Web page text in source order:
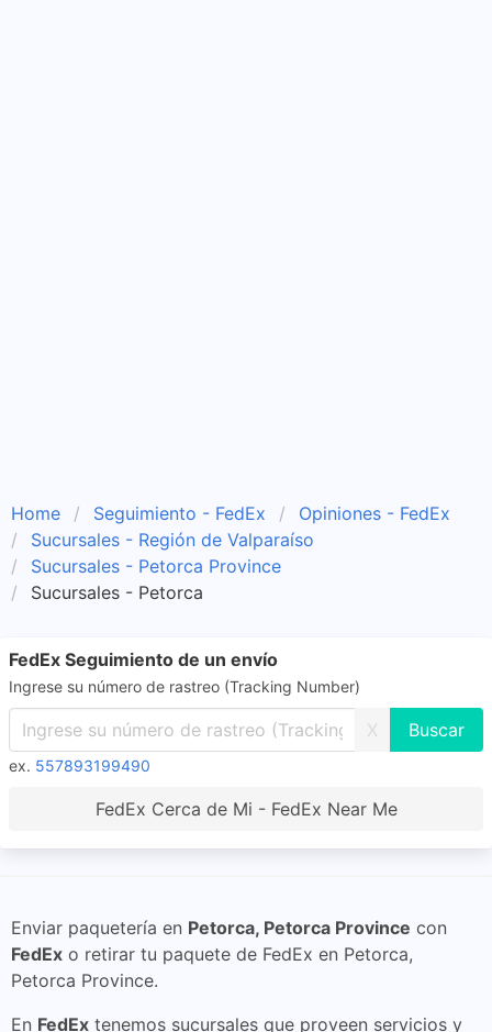
Home Seguimiento - FedEx
Opiniones - FedEx
Sucursales - Región de Valparaíso
Sucursales - Petorca Province
Sucursales - Petorca
FedEx Seguimiento de un envío
Ingrese su número de rastreo (Tracking Number)
X
ex. 557893199490
FedEx Cerca de Mi - FedEx Near Me
Enviar paquetería en Petorca, Petorca Province con
FedEx o retirar tu paquete de FedEx en Petorca,
Petorca Province.
En FedEx tenemos sucursales que proveen servicios y